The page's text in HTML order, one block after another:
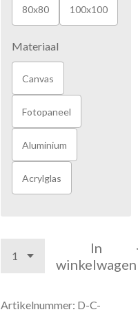
80x80 100x100
Materiaal
Canvas
Fotopaneel
Aluminium
Acrylglas
In
winkelwagen
Artikelnummer: D-C-